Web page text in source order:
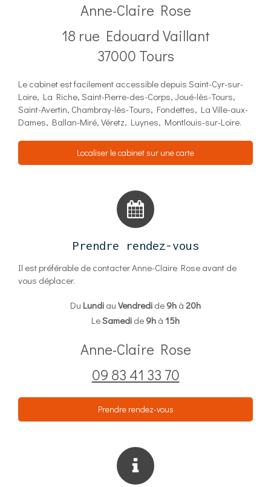
Anne-Claire Rose
18 rue Edouard Vaillant
37000 Tours
Le cabinet est facilement accessible depuis Saint-Cyr-sur-
Loire, La Riche, Saint-Pierre-des-Corps, Joué-lès-Tours,
Saint-Avertin, Chambray-lès-Tours, Fondettes, La Ville-aux-
Dames, Ballan-Miré, Véretz, Luynes, Montlouis-sur-Loire.
Localiser le cabinet sur une carte
Prendre rendez-vous
Il est préférable de contacter Anne-Claire Rose avant de
vous déplacer.
Du Lundi au Vendredi de 9h à 20h
LeSamedi de 9h à 15h
Anne-Claire Rose
09 83 41 33 70
Prendre rendez-vous